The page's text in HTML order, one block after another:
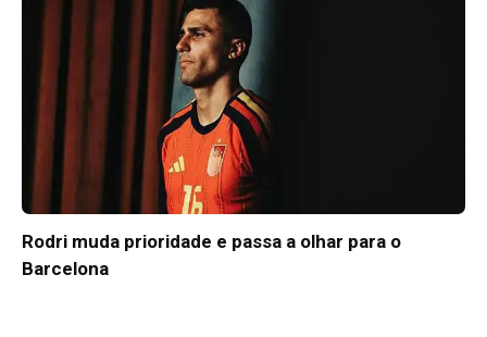
Rodri muda prioridade e passa a olhar para o
Barcelona